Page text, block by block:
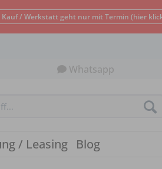
Kauf / Werkstatt geht nur mit Termin (hier
Whatsapp
/ Leasing Blog